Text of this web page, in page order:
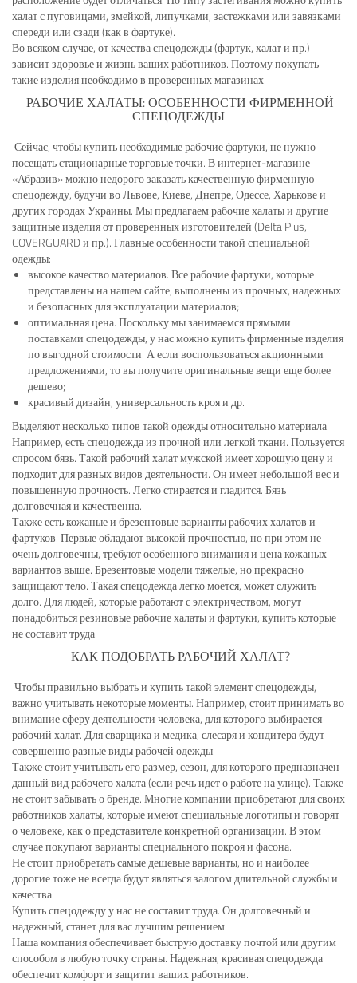
халат с пуговицами, змейкой, липучками, застежками или завязками
спереди или сзади (как в фартуке).
Во всяком случае, от качества спецодежды (фартук, халат и пр.)
зависит здоровье и жизнь ваших работников. Поэтому покупать
такие изделия необходимо в проверенных магазинах.
РАБОЧИЕ ХАЛАТЫ: ОСОБЕННОСТИ ФИРМЕННОЙ
СПЕЦОДЕЖДЫ
Сейчас, чтобы купить необходимые рабочие фартуки, не нужно
посещать стационарные торговые точки. В интернет-магазине
«Абразив» можно недорого заказать качественную фирменную
спецодежду, будучи во Львове, Киеве, Днепре, Одессе, Харькове и
других городах Украины. Мы предлагаем рабочие халаты и другие
защитные изделия от проверенных изготовителей (Delta Plus,
COVERGUARD и пр.). Главные особенности такой специальной
одежды:
высокое качество материалов. Все рабочие фартуки, которые
представлены на нашем сайте, выполнены из прочных, надежных
и безопасных для эксплуатации материалов;
оптимальная цена. Поскольку мы занимаемся прямыми
поставками спецодежды, у нас можно купить фирменные изделия
по выгодной стоимости. А если воспользоваться акционными
предложениями, то вы получите оригинальные вещи еще более
дешево;
красивый дизайн, универсальность кроя и др.
Выделяют несколько типов такой одежды относительно материала.
Например, есть спецодежда из прочной или легкой ткани. Пользуется
спросом бязь. Такой рабочий халат мужской имеет хорошую цену и
подходит для разных видов деятельности. Он имеет небольшой вес и
повышенную прочность. Легко стирается и гладится. Бязь
долговечная и качественна.
Также есть кожаные и брезентовые варианты рабочих халатов и
фартуков. Первые обладают высокой прочностью, но при этом не
очень долговечны, требуют особенного внимания и цена кожаных
вариантов выше. Брезентовые модели тяжелые, но прекрасно
защищают тело. Такая спецодежда легко моется, может служить
долго. Для людей, которые работают с электричеством, могут
понадобиться резиновые рабочие халаты и фартуки, купить которые
не составит труда.
КАК ПОДОБРАТЬ РАБОЧИЙ ХАЛАТ?
Чтобы правильно выбрать и купить такой элемент спецодежды,
важно учитывать некоторые моменты. Например, стоит принимать во
внимание сферу деятельности человека, для которого выбирается
рабочий халат. Для сварщика и медика, слесаря и кондитера будут
совершенно разные виды рабочей одежды.
Также стоит учитывать его размер, сезон, для которого предназначен
данный вид рабочего халата (если речь идет о работе на улице). Также
не стоит забывать о бренде. Многие компании приобретают для своих
работников халаты, которые имеют специальные логотипы и говорят
о человеке, как о представителе конкретной организации. В этом
случае покупают варианты специального покроя и фасона.
Не стоит приобретать самые дешевые варианты, но и наиболее
дорогие тоже не всегда будут являться залогом длительной службы и
качества.
Купить спецодежду у нас не составит труда. Он долговечный и
надежный, станет для вас лучшим решением.
Наша компания обеспечивает быструю доставку почтой или другим
способом в любую точку страны. Надежная, красивая спецодежда
обеспечит комфорт и защитит ваших работников.